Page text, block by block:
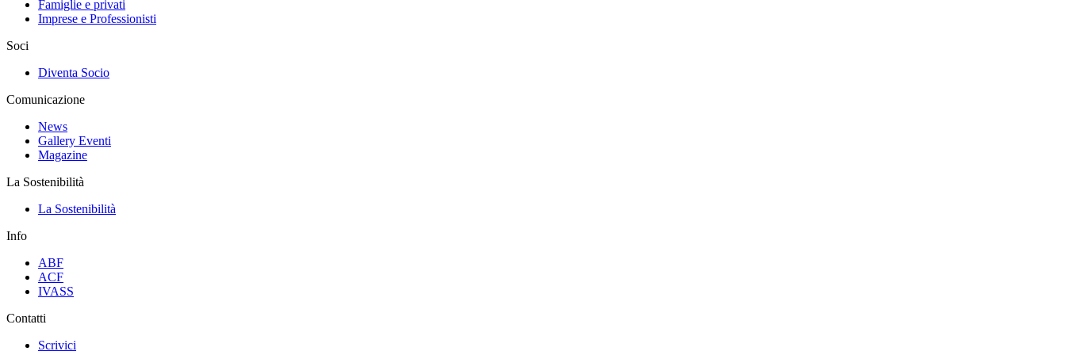
Famiglie e privati
Imprese e Professionisti
Soci
Diventa Socio
Comunicazione
News
Gallery Eventi
Magazine
La Sostenibilità
La Sostenibilità
Info
ABF
ACF
IVASS
Contatti
Scrivici